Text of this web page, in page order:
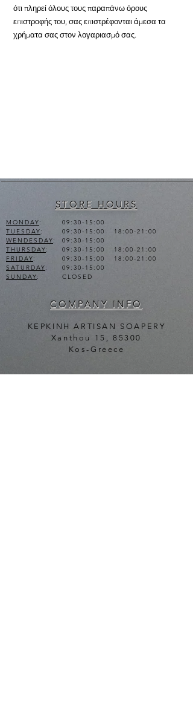
ότι πληρεί όλους τους παραπάνω όρους
επιστροφής του, σας επιστρέφονται άμεσα τα
χρήματα σας στον λογαριασμό σας.
STORE HOURS
MONDAY:
TUESDAY:
WENDESDAY:
THURSDAY:
FRIDAY:
SATURDAY:
SUNDAY:
09:30-15:00
09:30-15:00 18:00-21:00
09:30-15:00
09:30-15:00 18:00-21:00
09:30-15:00 18:00-21:00
09:30-15:00
CLOSED
COMPANY INFO
KEPKINH ARTISAN SOAPERY
Xanthou 15, 85300
Kos-Greece
CONTACT